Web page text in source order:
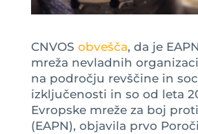
CNVOS obvešča, da je
mreža nevladnih
na področju revščine in
izključenosti in so od leta
Evropske mreže za boj
(EAPN), objavila prvo